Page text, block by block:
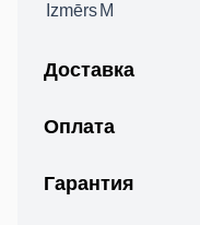
Izmērs M
Доставка
Оплата
Гарантия